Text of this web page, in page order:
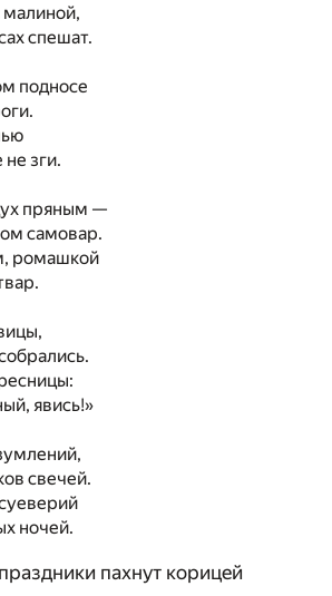
малиной,
спешат.
подносе
зги.
пряным —
самовар.
ромашкой
явись!»
свечей.
ночей.
пахнут корицей